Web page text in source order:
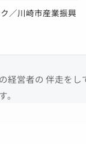
／川崎市産業振興
経営者の 伴走をし